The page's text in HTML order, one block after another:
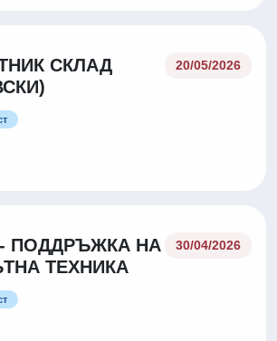
СКЛАД
20/05/2026
ПОДДРЪЖКА НА
ТЕХНИКА
30/04/2026